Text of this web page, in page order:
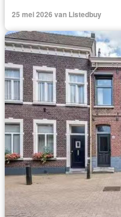
25 mei 2026 van Listedbuy